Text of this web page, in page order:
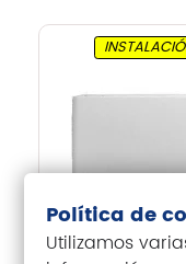
Política de
Utilizamos